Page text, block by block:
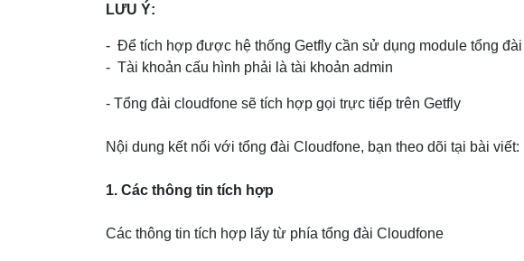
LƯU Ý:
- Để tích hợp được hệ thống Getfly cần sử dụng module tổng đài
- Tài khoản cấu hình phải là tài khoản admin
- Tổng đài cloudfone sẽ tích hợp gọi trực tiếp trên Getfly
Nội dung kết nối với tổng đài Cloudfone, bạn theo dõi tại bài viết:
1. Các thông tin tích hợp
Các thông tin tích hợp lấy từ phía tổng đài Cloudfone